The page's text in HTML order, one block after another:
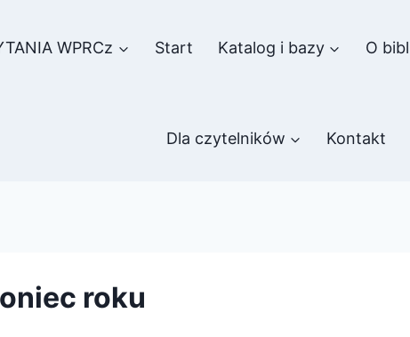
WPRCz Start Katalog i bazy O
Dla czytelników Kontakt
roku